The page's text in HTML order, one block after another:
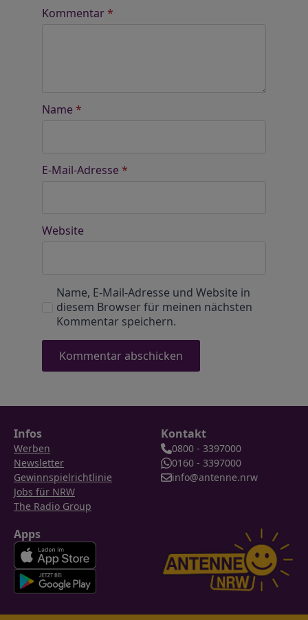
Kommentar*
Name *
E-Mail-Adresse *
Website
Name, E-Mail-Adresse und Website in
diesem Browser für meinen nächsten
Kommentar speichern.
Infos
Werben
Newsletter
Gewinnspielrichtlinie
Jobs für NRW
The Radio Group
Kontakt
0800 - 3397000
0160 - 3397000
info@antenne.nrw
Apps